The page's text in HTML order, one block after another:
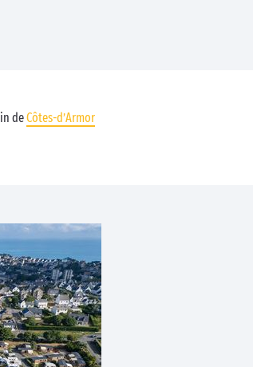
deCôtes-d’Armor